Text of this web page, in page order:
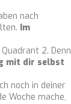
nach
Im
2. Denn
mit dir selbst
noch in deiner
Woche mache,